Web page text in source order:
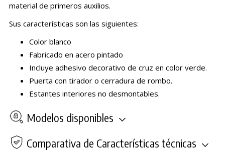
material de primeros auxilios.
Sus características son las siguientes:
Color blanco
Fabricado en acero pintado
Incluye adhesivo decorativo de cruz en color verde.
Puerta con tirador o cerradura de rombo.
Estantes interiores no desmontables.
Modelos disponibles
Comparativa de Características técnicas